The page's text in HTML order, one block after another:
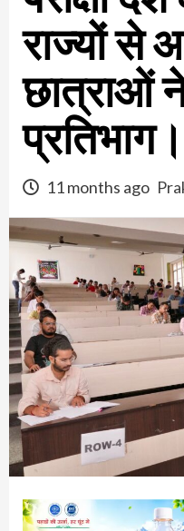
राज्यों से
छात्राओं
प्रतिभाग।
11 months ago